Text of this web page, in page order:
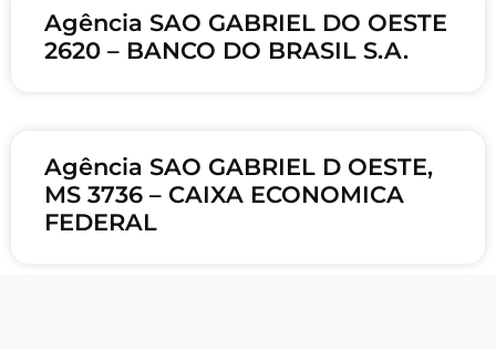
Agência SAO GABRIEL DO OESTE
2620 – BANCO DO BRASIL S.A.
Agência SAO GABRIEL D OESTE,
MS 3736 – CAIXA ECONOMICA
FEDERAL